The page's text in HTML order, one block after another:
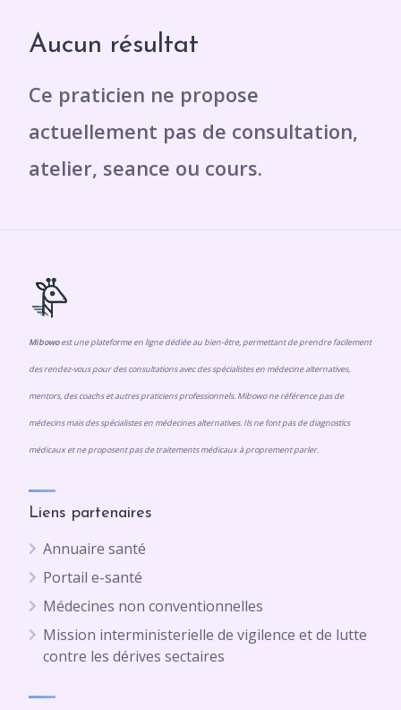
Aucun résultat
Mibowoest une plateforme en ligne dédiée au bien-être, permettant de prendre facilement
des rendez-vous pour des consultations avec des spécialistes en médecine alternatives,
mentors, des coachs et autres praticiens professionnels. Mibowo ne référence pas de
médecins mais des spécialistes en médecines alternatives. Ils ne font pas de diagnostics
médicaux et ne proposent pas de traitements médicaux à proprement parler.
Liens partenaires
Annuaire santé
Portail e-santé
Médecines non conventionnelles
Mission interministerielle de vigilence et de lutte
contre les dérives sectaires